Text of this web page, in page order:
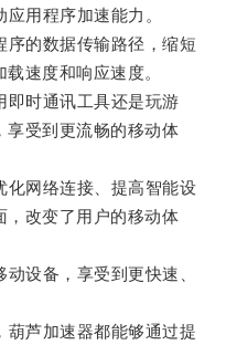
用程序加速能力。
的数据传输路径，缩短
速度和响应速度。
时通讯工具还是玩游
享受到更流畅的移动体
网络连接、提高智能设
，改变了用户的移动体
设备，享受到更快速、
芦加速器都能够通过提